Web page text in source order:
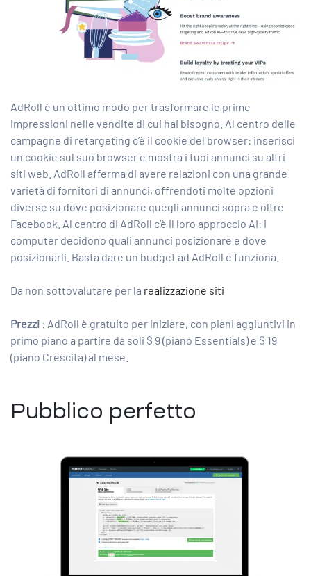
AdRoll è un ottimo modo per trasformare le prime
impressioni nelle vendite di cui hai bisogno. Al centro delle
campagne di retargeting c’è il cookie del browser: inserisci
un cookie sul suo browser e mostra i tuoi annunci su altri
siti web. AdRoll afferma di avere relazioni con una grande
varietà di fornitori di annunci, offrendoti molte opzioni
diverse su dove posizionare quegli annunci sopra e oltre
Facebook. Al centro di AdRoll c’è il loro approccio AI: i
computer decidono quali annunci posizionare e dove
posizionarli. Basta dare un budget ad AdRoll e funziona.
Da non sottovalutare per la realizzazione siti
Prezzi : AdRoll è gratuito per iniziare, con piani aggiuntivi in ​​
primo piano a partire da soli $ 9 (piano Essentials) e $ 19
(piano Crescita) al mese.
Pubblico perfetto